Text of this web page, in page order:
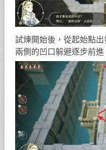
試煉開始後，從起始點
兩側的凹口躲避逐步前進